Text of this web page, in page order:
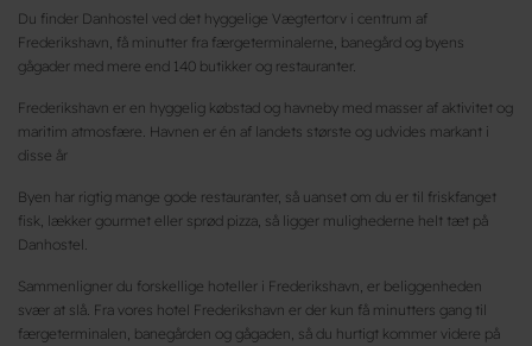
Du finder Danhostel ved det hyggelige Vægtertorv i centrum af
Frederikshavn, få minutter fra færgeterminalerne, banegård og byens
gågader med mere end 140 butikker og restauranter.
Frederikshavn er en hyggelig købstad og havneby med masser af aktivitet og
maritim atmosfære. Havnen er én af landets største og udvides markant i
disse år
Byen har rigtig mange gode restauranter, så uanset om du er til friskfanget
fisk, lækker gourmet eller sprød pizza, så ligger mulighederne helt tæt på
Danhostel.
Sammenligner du forskellige hoteller i Frederikshavn, er beliggenheden
svær at slå. Fra vores hotel Frederikshavn er der kun få minutters gang til
færgeterminalen, banegården og gågaden, så du hurtigt kommer videre på